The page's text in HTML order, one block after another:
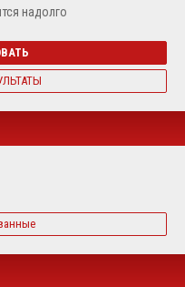
надолго